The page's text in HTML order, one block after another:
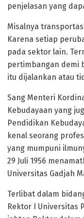
penjelasan yang
Misalnya
Karena setiap
pada sektor lain.
pertimbangan demi
itu dijalankan atau
Sang Menteri
Kebudayaan yang
Pendidikan
kenal seorang
yang mumpuni
29 Juli 1956
Universitas Gadjah
Terlibat dalam
Rektor I Universitas